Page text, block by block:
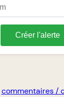
Créer l'alerte
commentaires /